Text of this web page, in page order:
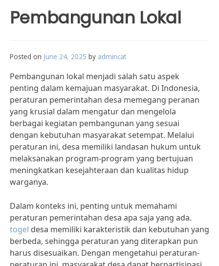
Pembangunan Lokal
Posted on June 24, 2025 by admincat
Pembangunan lokal menjadi salah satu aspek
penting dalam kemajuan masyarakat. Di Indonesia,
peraturan pemerintahan desa memegang peranan
yang krusial dalam mengatur dan mengelola
berbagai kegiatan pembangunan yang sesuai
dengan kebutuhan masyarakat setempat. Melalui
peraturan ini, desa memiliki landasan hukum untuk
melaksanakan program-program yang bertujuan
meningkatkan kesejahteraan dan kualitas hidup
warganya.
Dalam konteks ini, penting untuk memahami
peraturan pemerintahan desa apa saja yang ada.
togel desa memiliki karakteristik dan kebutuhan yang
berbeda, sehingga peraturan yang diterapkan pun
harus disesuaikan. Dengan mengetahui peraturan-